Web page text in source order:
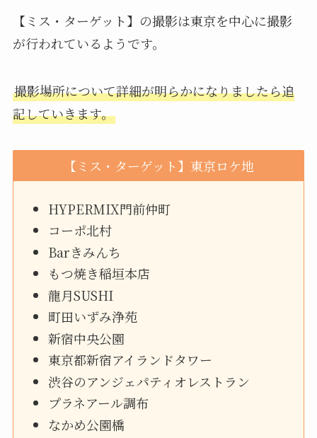
【ミス・ターゲット】の撮影は東京を中心に撮影
が行われているようです。
撮影場所について詳細が明らかになりましたら追
記していきます。
【ミス・ターゲット】東京ロケ地
HYPERMIX門前仲町
コーポ北村
Barきみんち
もつ焼き稲垣本店
龍月SUSHI
町田いずみ浄苑
新宿中央公園
東京都新宿アイランドタワー
渋谷のアンジェパティオレストラン
プラネアール調布
なかめ公園橋